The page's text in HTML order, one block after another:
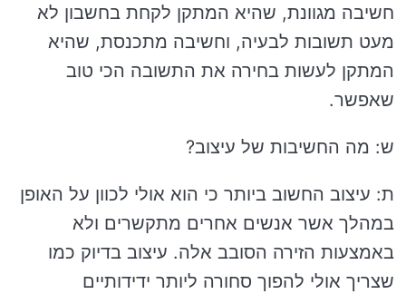
חשיבה מגוונת, שהיא המתקן לקחת בחשבון לא
מעט תשובות לבעיה, וחשיבה מתכנסת, שהיא
המתקן לעשות בחירה את התשובה הכי טוב
שאפשר.
ש: מה החשיבות של עיצוב?
ת: עיצוב החשוב ביותר כי הוא אולי לכוון על האופן
במהלך אשר אנשים אחרים מתקשרים ולא
באמצעות הזירה הסובב אלה. עיצוב בדיוק כמו
שצריך אולי להפוך סחורה ליותר ידידותיים